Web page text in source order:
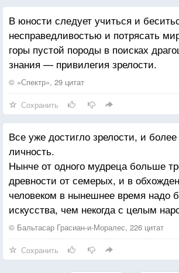
В юности следует учиться и
несправедливостью и потрясать
горы пустой породы в поисках
знания — привилегия зрелости.
© «Спектр», 29 цитат
Сохранить
Все уже достигло зрелости, и
личность.
Нынче от одного мудреца больше
древности от семерых, и в
человеком в нынешнее время надо
искусства, чем некогда с целым
© Бальтасар Грасиан-и-Моралес, 226 цитат
Сохранить